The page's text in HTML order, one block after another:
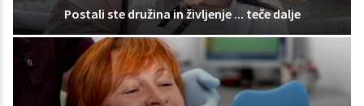
Postali ste družina in življenje ... teče dalje